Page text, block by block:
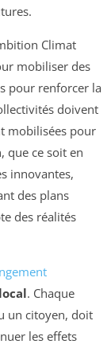
Climat
mobiliser des
pour renforcer la
doivent
mobilisées pour
que ce soit en
innovantes,
des plans
des réalités
local. Chaque
un citoyen, doit
les effets